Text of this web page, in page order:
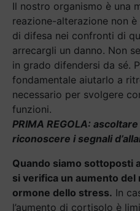
Il nostro organismo è una
reazione-alterazione non
di difesa nei confronti di
arrecargli un danno. Non
in grado difendersi da sé.
fondamentale aiutarlo a
necessario per svolgere
funzioni.
PRIMA REGOLA:
riconoscere i segnali
Quando siamo sottoposti
si verifica un aumento del
ormone dello stress. In
l’aumento di cortisolo è